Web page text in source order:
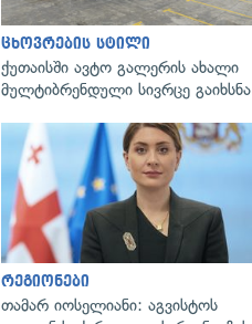
ცხოვრების სტილი
ქუთაისში ავტო გალერის ახალი
მულტიბრენდული სივრცე გაიხსნა
რეგიონები
თამარ იოსელიანი: აგვისტოს